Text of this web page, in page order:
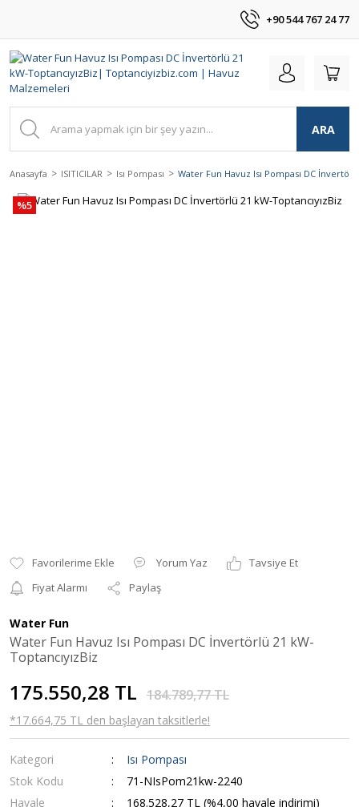
+90 544 767 24 77
ARA
Anasayfa ISITICILAR Isı Pompası Water Fun Havuz Isı Pompası DC
%5
Yorum Yaz
Tavsiye Et
Fiyat Alarmı
Paylaş
Water Fun
Water Fun Havuz Isı Pompası DC İnvertörlü 21 kW-
ToptancıyızBiz
175.550,28 TL 184.789,77 TL
*17.664,75 TL den başlayan taksitlerle!
Kategori
Isı Pompası
Stok Kodu
71-NIsPom21kw-2240
Havale
168.528,27 TL (%4,00 havale indirimi)